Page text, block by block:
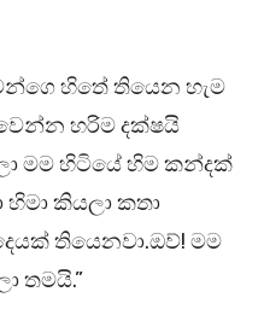
හිතේ තියෙන හැම
හරිම දක්ෂයි
මම හිටියේ හිම කන්දක්
හිමා කියලා කතා
තියෙනවා.ඔව්! මම
තමයි.”